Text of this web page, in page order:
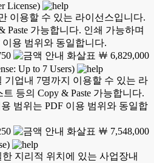
License)
이용할 수 있는 라이선스입니다.
Paste 가능합니다. 인쇄 가능하며
용 범위와 동일합니다.
￦ 6,829,000
Up to 7 Users)
기업내 7명까지 이용할 수 있는 라
등의 Copy & Paste 가능합니다.
범위는 PDF 이용 범위와 동일합
￦ 7,548,000
지리적 위치에 있는 사업장내